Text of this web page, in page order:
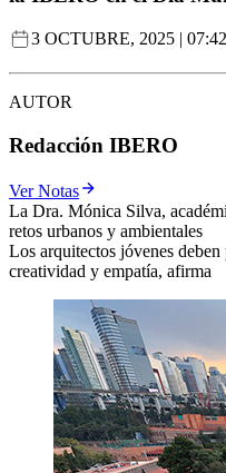
3 OCTUBRE, 2025 |
AUTOR
Redacción IBERO
Ver Notas
La Dra. Mónica Silva,
retos urbanos y ambientales
Los arquitectos jóvenes
creatividad y empatía, afirma